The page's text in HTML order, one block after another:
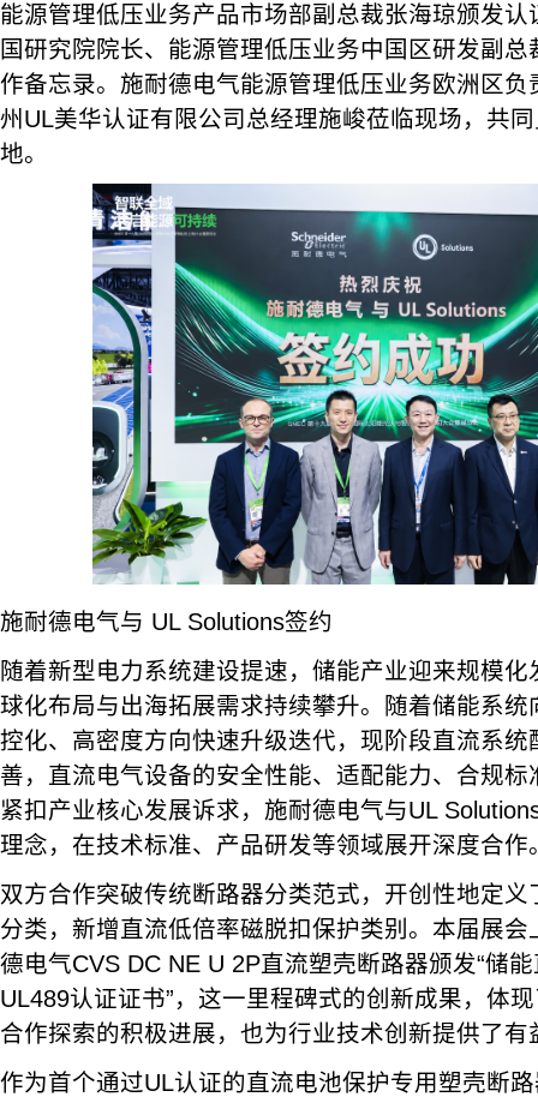
能源管理低压业务产品市场部副总裁张海琼颁发
国研究院院长、能源管理低压业务中国区研发副
作备忘录。施耐德电气能源管理低压业务欧洲区
州UL美华认证有限公司总经理施峻莅临现场，共
地。
施耐德电气与 UL Solutions签约
随着新型电力系统建设提速，储能产业迎来规模
球化布局与出海拓展需求持续攀升。随着储能系
控化、高密度方向快速升级迭代，现阶段直流系统
善，直流电气设备的安全性能、适配能力、合规
紧扣产业核心发展诉求，施耐德电气与UL
理念，在技术标准、产品研发等领域展开深度合作
双方合作突破传统断路器分类范式，开创性地定
分类，新增直流低倍率磁脱扣保护类别。本届展会
德电气CVS DC NE U 2P直流塑壳断路器颁发“储
UL489认证证书”，这一里程碑式的创新成果，体
合作探索的积极进展，也为行业技术创新提供了有
作为首个通过UL认证的直流电池保护专用塑壳断